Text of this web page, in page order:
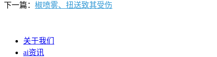
下一篇： 椒喷雾、扭送致其受伤
关于我们
ai资讯